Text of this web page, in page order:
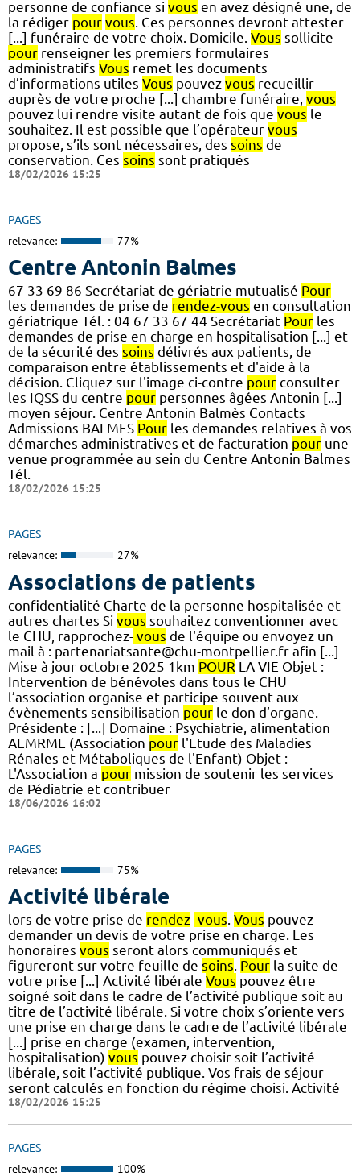
personne de confiance si vous en avez désigné une, de
la rédiger pour vous . Ces personnes devront attester
[...] funéraire de votre choix. Domicile. Vous sollicite
pour renseigner les premiers formulaires
administratifs Vous remet les documents
d’informations utiles Vous pouvez vous recueillir
auprès de votre proche [...] chambre funéraire, vous
pouvez lui rendre visite autant de fois que vous le
souhaitez. Il est possible que l’opérateur vous
propose, s’ils sont nécessaires, des soins de
conservation. Ces soins sont pratiqués
18/02/2026 15:25
PAGES
relevance: 77%
Centre Antonin Balmes
67 33 69 86 Secrétariat de gériatrie mutualisé Pour
les demandes de prise de rendez-vous en consultation
gériatrique Tél. : 04 67 33 67 44 Secrétariat Pour les
demandes de prise en charge en hospitalisation [...] et
de la sécurité des soins délivrés aux patients, de
comparaison entre établissements et d'aide à la
décision. Cliquez sur l'image ci-contre pour consulter
les IQSS du centre pour personnes âgées Antonin [...]
moyen séjour. Centre Antonin Balmès Contacts
Admissions BALMES Pour les demandes relatives à vos
démarches administratives et de facturation pour une
venue programmée au sein du Centre Antonin Balmes
Tél.
18/02/2026 15:25
PAGES
relevance: 27%
Associations de patients
confidentialité Charte de la personne hospitalisée et
autres chartes Si vous souhaitez conventionner avec
le CHU, rapprochez- vous de l'équipe ou envoyez un
mail à : partenariatsante@chu-montpellier.fr afin [...]
Mise à jour octobre 2025 1km POUR LA VIE Objet :
Intervention de bénévoles dans tous le CHU
l’association organise et participe souvent aux
évènements sensibilisation pour le don d’organe.
Présidente : [...] Domaine : Psychiatrie, alimentation
AEMRME (Association pour l'Etude des Maladies
Rénales et Métaboliques de l'Enfant) Objet :
L'Association a pour mission de soutenir les services
de Pédiatrie et contribuer
18/06/2026 16:02
PAGES
relevance: 75%
Activité libérale
lors de votre prise de rendez- vous. Vous pouvez
demander un devis de votre prise en charge. Les
honoraires vous seront alors communiqués et
figureront sur votre feuille de soins. Pour la suite de
votre prise [...] Activité libérale Vous pouvez être
soigné soit dans le cadre de l’activité publique soit au
titre de l’activité libérale. Si votre choix s’oriente vers
une prise en charge dans le cadre de l’activité libérale
[...] prise en charge (examen, intervention,
hospitalisation) vous pouvez choisir soit l’activité
libérale, soit l’activité publique. Vos frais de séjour
seront calculés en fonction du régime choisi. Activité
18/02/2026 15:25
PAGES
relevance: 100%